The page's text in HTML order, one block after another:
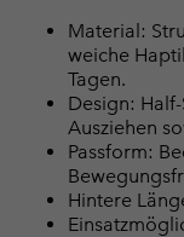
Material:
weiche
Tagen.
Design:
Ausziehen
Passform:
Hintere